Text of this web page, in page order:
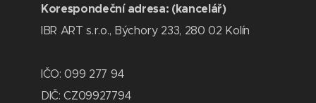
Korespondeční adresa: (kancelář)
IBR ART s.r.o., Býchory 233, 280 02 Kolín
IČO: 099 277 94
DIČ: CZ09927794